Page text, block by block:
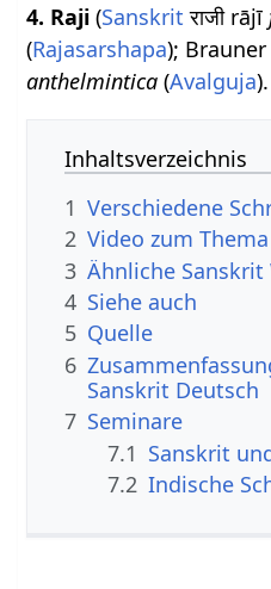
4. Raji (Sanskrit राजी rājī
(Rajasarshapa); Brauner
anthelmintica (Avalguja).
Inhaltsverzeichnis
1 Verschiedene
2 Video zum
3 Ähnliche
4 Siehe auch
5 Quelle
6
Sanskrit Deutsch
7 Seminare
7.1 Sanskrit
7.2 Indische